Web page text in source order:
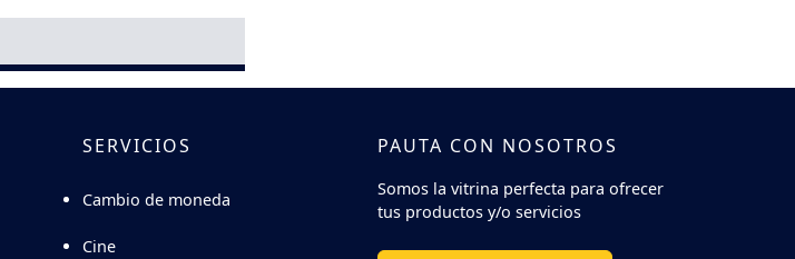
SERVICIOS
Cambio de moneda
Cine
PAUTA CON NOSOTROS
Somos la vitrina perfecta para ofrecer
tus productos y/o servicios